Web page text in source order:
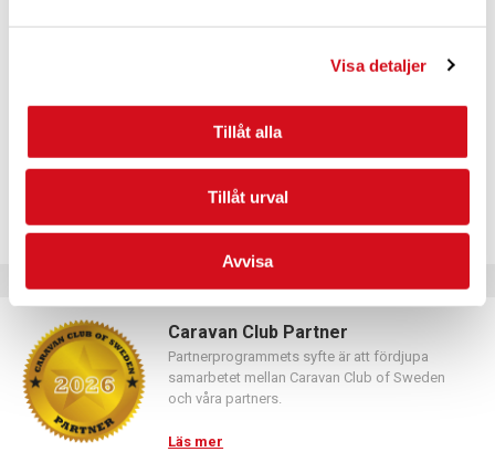
Visa detaljer
Tillåt alla
Tillåt urval
Avvisa
Logga in med hjälp av formuläret och följ anvisningarna.
Caravan Club Partner
Partnerprogrammets syfte är att fördjupa
samarbetet mellan Caravan Club of Sweden
och våra partners.
Läs mer